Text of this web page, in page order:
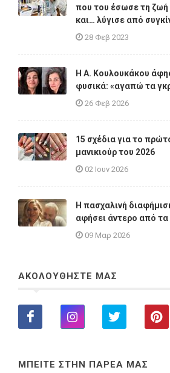
που του έσωσε τη ζωή
και… λύγισε από
28 Φεβ 2023
Η A. Κουλουκάκου
φυσικά: «αγαπώ τα
26 Φεβ 2026
15 σχέδια για το
μανικιούρ του 2026
02 Ιουν 2026
Η πασχαλινή
αφήσει άντερο από τα
09 Μαρ 2026
ΑΚΟΛΟΥΘΗΣΤΕ ΜΑΣ
ΜΠΕΙΤΕ ΣΤΗΝ ΠΑΡΕΑ ΜΑΣ